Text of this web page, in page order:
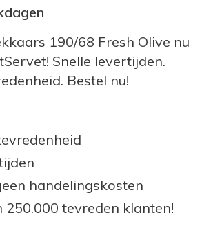
190/68 Fresh Olive nu
Snelle levertijden.
Bestel nu!
handelingskosten
250.000 tevreden klanten!